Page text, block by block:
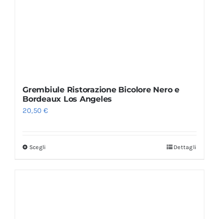
Grembiule Ristorazione Bicolore Nero e
Bordeaux Los Angeles
20,50€
Scegli Dettagli